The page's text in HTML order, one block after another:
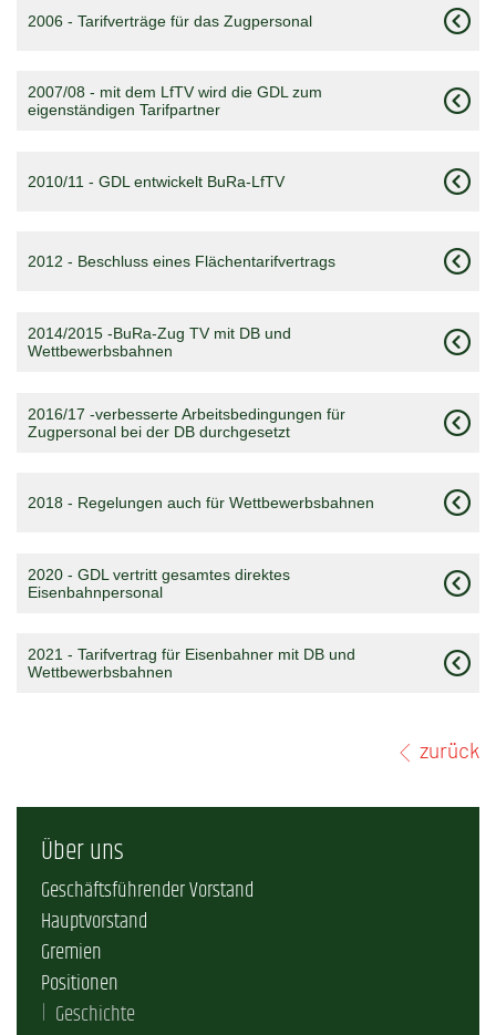
2006 - Tarifverträge für das Zugpersonal
2007/08 - mit dem LfTV wird die GDL zum
eigenständigen Tarifpartner
2010/11 - GDL entwickelt BuRa-LfTV
2012 - Beschluss eines Flächentarifvertrags
2014/2015 -BuRa-Zug TV mit DB und
Wettbewerbsbahnen
2016/17 -verbesserte Arbeitsbedingungen für
Zugpersonal bei der DB durchgesetzt
2018 - Regelungen auch für Wettbewerbsbahnen
2020 - GDL vertritt gesamtes direktes
Eisenbahnpersonal
2021 - Tarifvertrag für Eisenbahner mit DB und
Wettbewerbsbahnen
zurück
Über uns
Geschäftsführender Vorstand
Hauptvorstand
Gremien
Positionen
Geschichte